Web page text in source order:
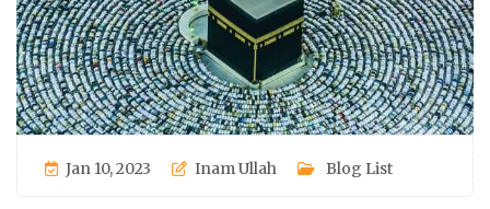
Jan 10, 2023 Inam Ullah Blog List